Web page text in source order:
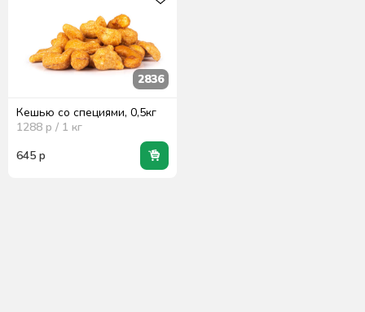
2836
Кешью со специями, 0,5кг
1288 р / 1 кг
645 р